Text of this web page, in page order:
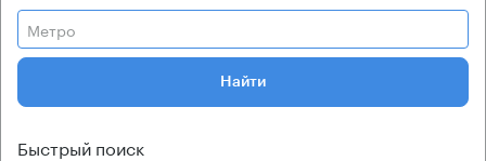
Метро
Найти
Быстрый поиск